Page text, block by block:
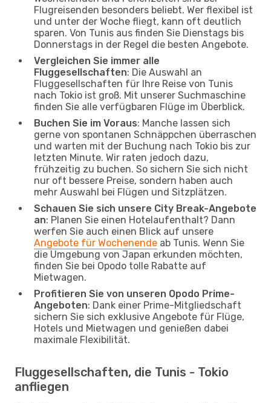
Flugreisenden besonders beliebt. Wer flexibel ist
und unter der Woche fliegt, kann oft deutlich
sparen. Von Tunis aus finden Sie Dienstags bis
Donnerstags in der Regel die besten Angebote.
Vergleichen Sie immer alle
Fluggesellschaften: Die Auswahl an
Fluggesellschaften für Ihre Reise von Tunis
nach Tokio ist groß. Mit unserer Suchmaschine
finden Sie alle verfügbaren Flüge im Überblick.
Buchen Sie im Voraus: Manche lassen sich
gerne von spontanen Schnäppchen überraschen
und warten mit der Buchung nach Tokio bis zur
letzten Minute. Wir raten jedoch dazu,
frühzeitig zu buchen. So sichern Sie sich nicht
nur oft bessere Preise, sondern haben auch
mehr Auswahl bei Flügen und Sitzplätzen.
Schauen Sie sich unsere City Break-Angebote
an: Planen Sie einen Hotelaufenthalt? Dann
werfen Sie auch einen Blick auf unsere
Angebote für Wochenende ab Tunis. Wenn Sie
die Umgebung von Japan erkunden möchten,
finden Sie bei Opodo tolle Rabatte auf
Mietwagen.
Profitieren Sie von unseren Opodo Prime-
Angeboten: Dank einer Prime-Mitgliedschaft
sichern Sie sich exklusive Angebote für Flüge,
Hotels und Mietwagen und genießen dabei
maximale Flexibilität.
Fluggesellschaften, die Tunis - Tokio
anfliegen